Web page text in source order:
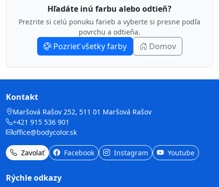
Hľadáte inú farbu alebo odtieň?
Prezrite si celú ponuku farieb a vyberte si presne podľa
povrchu a odtieňa.
Pozrieť všetky farby Domov
Kontakt
Maršová Rašov 252, 511 01 Maršová Rašov
+421 915 536 901
office@bodycolor.sk
Zavolať Facebook Instagram Youtube
Rýchle odkazy